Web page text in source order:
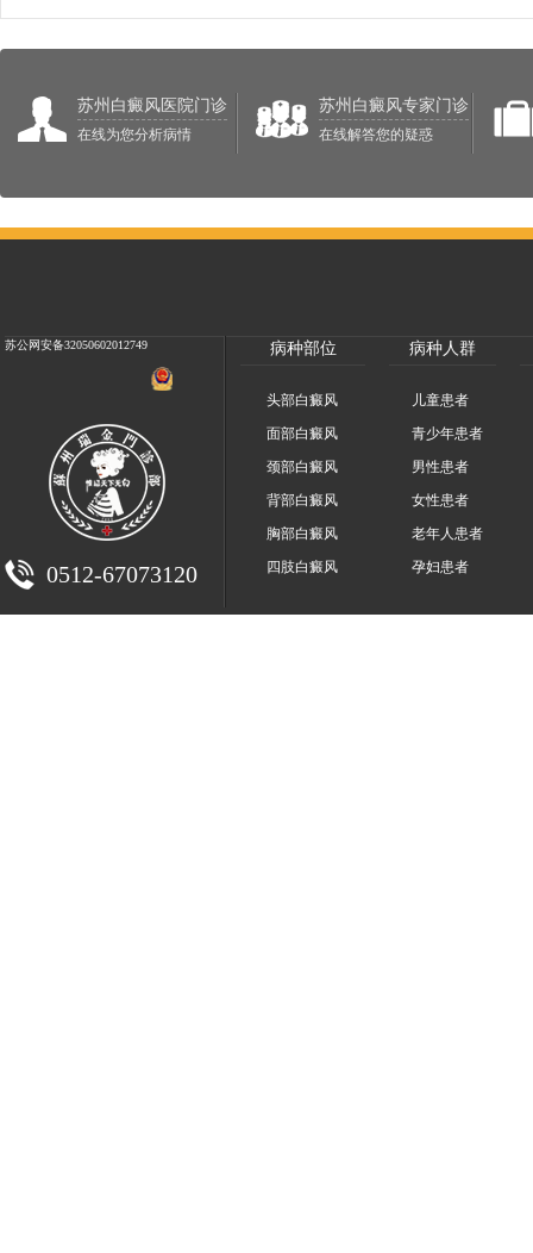
苏州白癜风医院门诊
在线为您分析病情
苏州白癜风专家门诊
在线解答您的疑惑
苏公网安备32050602012749
0512-67073120
病种部位 病种人群
头部白癜风
面部白癜风
颈部白癜风
背部白癜风
胸部白癜风
四肢白癜风
儿童患者
青少年患者
男性患者
女性患者
老年人患者
孕妇患者